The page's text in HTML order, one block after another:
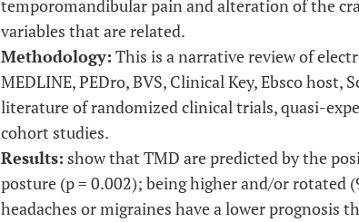
temporomandibular pain and alteration of the
variables that are related.
Methodology: This is a narrative review of
MEDLINE, PEDro, BVS, Clinical Key, Ebsco host,
literature of randomized clinical trials, quasi-
cohort studies.
Results: show that TMD are predicted by the
posture (p = 0.002); being higher and/or rotated
headaches or migraines have a lower prognosis